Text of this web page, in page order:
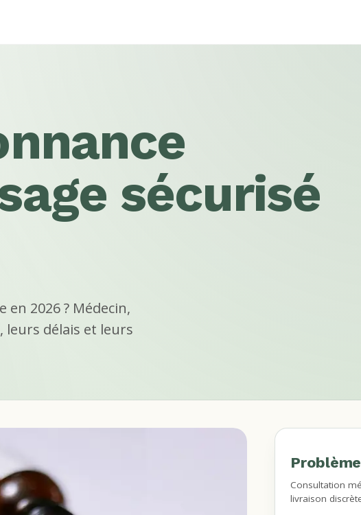
sécurisé
2026 ? Médecin,
leurs délais et leurs
MÉDECINS
Consultation
livraison